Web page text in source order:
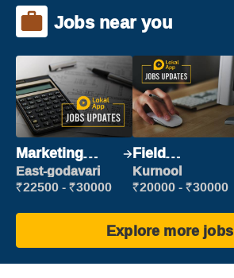
Jobs near you
Marketing
Executive
East-godavari
₹22500 - ₹30000
Field
Marketing
Executive
Kurnool
₹20000 - ₹30000
Explore more jobs